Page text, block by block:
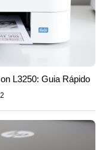
L3250: Guia Rápido